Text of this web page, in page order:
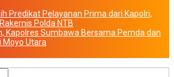
Predikat Pelayanan Prima dari Kapolri,
Polda NTB
Kapolres Sumbawa Bersama Pemda dan
Moyo Utara